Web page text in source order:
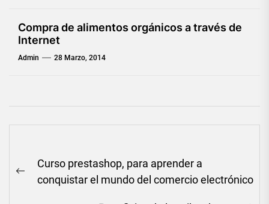
Compra de alimentos orgánicos a través de
Internet
Admin 28 Marzo, 2014
de
entradas
Previous
Curso prestashop, para aprender a
conquistar el mundo del comercio electrónico